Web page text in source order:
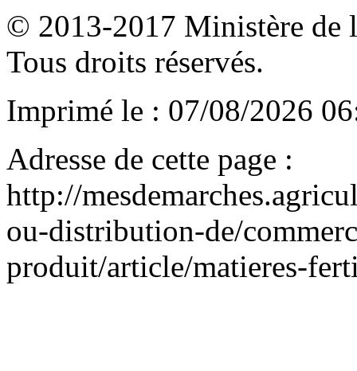
© 2013-2017 Ministère de
Tous droits réservés.
Imprimé le : 07/08/2026
Adresse de cette page :
http://
ou-distribution-de/
produit/article/matieres-